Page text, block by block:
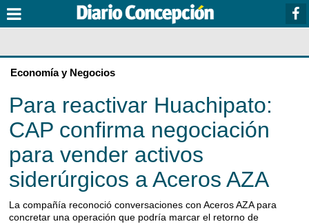
Economía y Negocios
Para reactivar Huachipato:
CAP confirma negociación
para vender activos
siderúrgicos a Aceros AZA
La compañía reconoció conversaciones con Aceros AZA para
concretar una operación que podría marcar el retorno de